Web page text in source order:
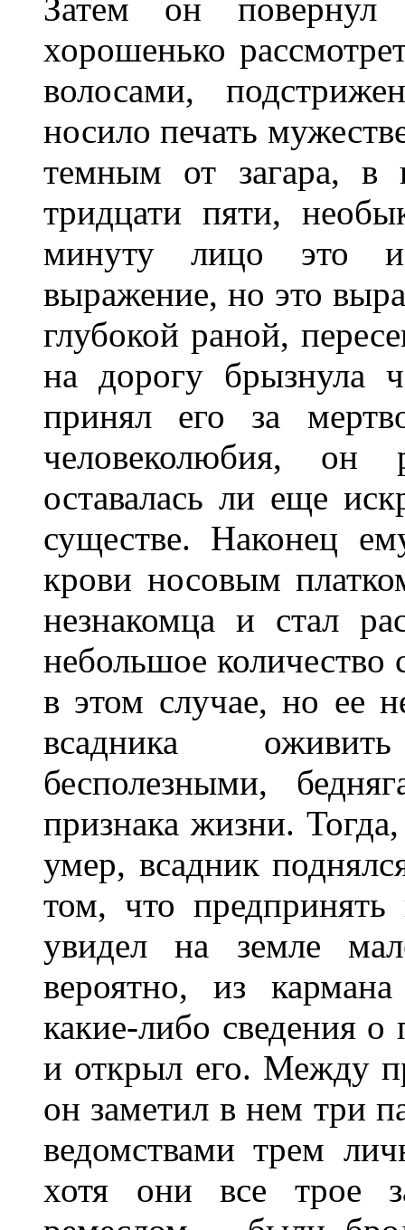
Затем он
хорошенько
волосами,
носило печать
темным от загара, в
тридцати пяти,
минуту лицо это
выражение, но это
глубокой раной,
на дорогу брызнула
принял его за
человеколюбия, он
оставалась ли еще
существе. Наконец
крови носовым
незнакомца и стал
небольшое
в этом случае, но ее
всадника
бесполезными,
признака жизни.
умер, всадник
том, что
увидел на земле
вероятно, из
какие-либо сведения
и открыл его. Между
он заметил в нем три
ведомствами трем
хотя они все трое